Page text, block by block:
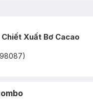
Xuất Bơ Cacao
)